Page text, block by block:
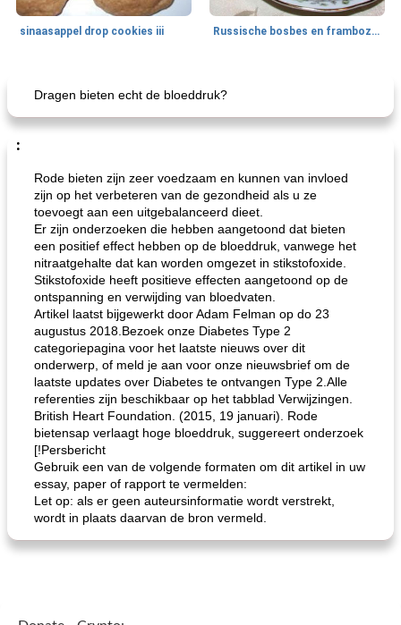
sinaasappel drop cookies iii Russische bosbes en frambozenpudding
loco mokka havermout rustieke dorpspizza
Dragen bieten echt de bloeddruk?
:
Rode bieten zijn zeer voedzaam en kunnen van invloed
zijn op het verbeteren van de gezondheid als u ze
toevoegt aan een uitgebalanceerd dieet.
Er zijn onderzoeken die hebben aangetoond dat bieten
een positief effect hebben op de bloeddruk, vanwege het
nitraatgehalte dat kan worden omgezet in stikstofoxide.
Stikstofoxide heeft positieve effecten aangetoond op de
ontspanning en verwijding van bloedvaten.
Artikel laatst bijgewerkt door Adam Felman op do 23
augustus 2018.Bezoek onze Diabetes Type 2
categoriepagina voor het laatste nieuws over dit
onderwerp, of meld je aan voor onze nieuwsbrief om de
laatste updates over Diabetes te ontvangen Type 2.Alle
referenties zijn beschikbaar op het tabblad Verwijzingen.
British Heart Foundation. (2015, 19 januari). Rode
bietensap verlaagt hoge bloeddruk, suggereert onderzoek
[!Persbericht
Gebruik een van de volgende formaten om dit artikel in uw
essay, paper of rapport te vermelden:
Let op: als er geen auteursinformatie wordt verstrekt,
wordt in plaats daarvan de bron vermeld.